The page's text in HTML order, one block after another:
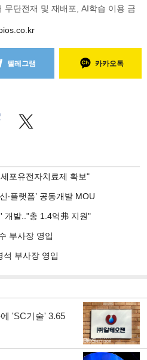
단전재 및 재배포, AI학습 이용 금
텔레그램 카카오톡
트위
터로
포유전자치료제 확보"
∙플랫폼’ 공동개발 MOU
개발.."총 1.4억弗 지원"
부사장 영입
석 부사장 영입
'SC기술' 3.65